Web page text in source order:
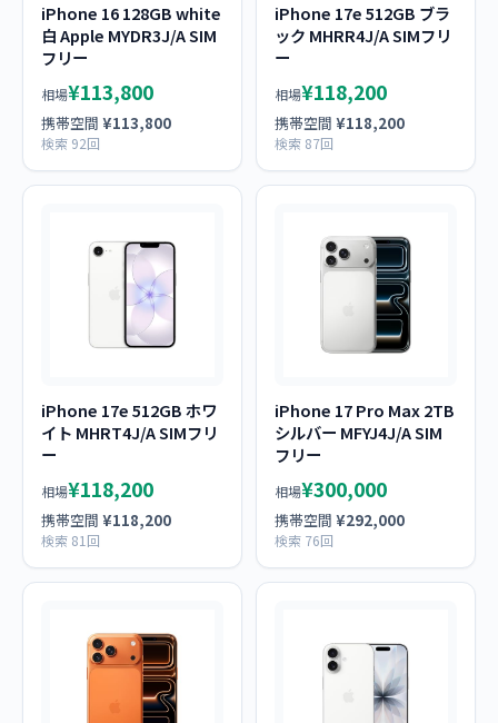
iPhone 16 128GB white
白 Apple MYDR3J/A SIM
フリー
相場¥113,800
携帯空間 ¥113,800
検索 92回
iPhone 17e 512GB ブラ
ック MHRR4J/A SIMフリ
ー
相場¥118,200
携帯空間 ¥118,200
検索 87回
iPhone 17e 512GB ホワ
イト MHRT4J/A SIMフリ
ー
相場¥118,200
携帯空間 ¥118,200
検索 81回
iPhone 17 Pro Max 2TB
シルバー MFYJ4J/A SIM
フリー
相場¥300,000
携帯空間 ¥292,000
検索 76回